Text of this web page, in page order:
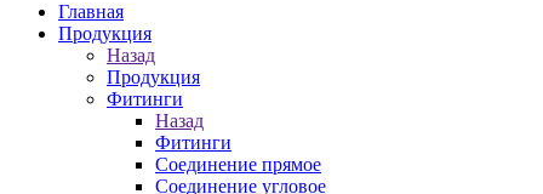
Главная
Продукция
Назад
Продукция
Фитинги
Назад
Фитинги
Соединение прямое
Соединение угловое